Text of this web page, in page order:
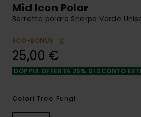
Mid Icon Polar
Berretto polare Sherpa Verde
ECO-BONUS
25,00 €
DOPPIA OFFERTA 25% DI SCONTO
Colori Tree Fungi